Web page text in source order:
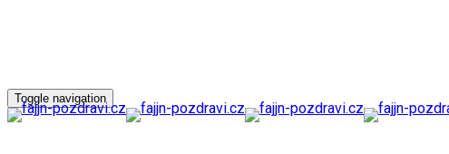
Toggle navigation